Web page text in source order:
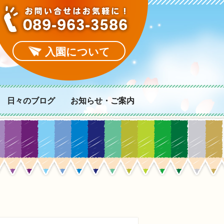
入園について
日々のブログ お知らせ・ご案内